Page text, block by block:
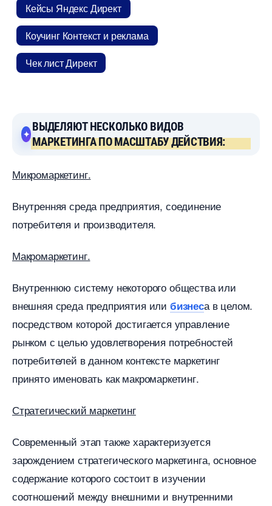
Кейсы Яндекс Директ
Коучинг Контекст и реклама
Чек лист Директ
ЫДЕЛЯЮТ НЕСКОЛЬКО ВИДО
МАРКЕТИНГА ПО МАСШТАБУ ДЕЙСТВИЯ:
Микромаркетинг.
нутренняя среда предприятия, соединение
потребителя и производителя.
Макромаркетинг.
нутреннюю систему некоторого общества или
нешняя среда предприятия или изнеса в целом.
посредством которой достигается управление
рынком с целью удовлетворения потребностей
потребителей в данном контексте маркетин
принято именовать как макромаркетинг.
Стратегический маркетин
Современный этап также характеризуется
зарождением стратегического маркетинга, основное
содержание которого состоит в изучении
соотношений между внешними и внутренними